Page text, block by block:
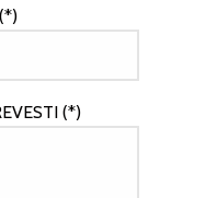
(*)